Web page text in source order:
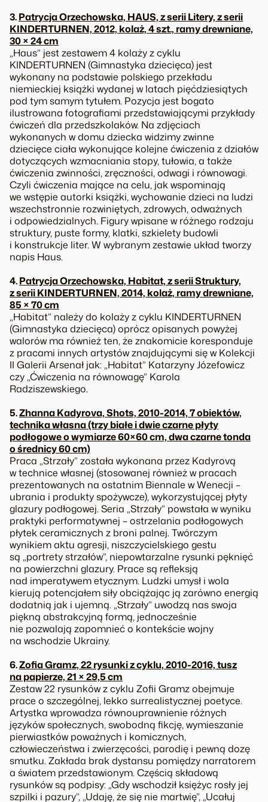
3.Patrycja Orzechowska, HAUS, z serii Litery, z serii
KINDERTURNEN, 2012, kolaż, 4 szt., ramy drewniane,
30 × 24 cm
„Haus” jest zestawem 4 kolaży z cyklu
KINDERTURNEN (Gimnastyka dziecięca) jest
wykonany na podstawie polskiego przekładu
niemieckiej książki wydanej w latach pięćdziesiątych
pod tym samym tytułem. Pozycja jest bogato
ilustrowana fotografiami przedstawiającymi przykłady
ćwiczeń dla przedszkolaków. Na zdjęciach
wykonanych w domu dziecka widzimy zwinne
dziecięce ciała wykonujące kolejne ćwiczenia z działów
dotyczących wzmacniania stopy, tułowia, a także
ćwiczenia zwinności, zręczności, odwagi i równowagi.
Czyli ćwiczenia mające na celu, jak wspominają
we wstępie autorki książki, wychowanie dzieci na ludzi
wszechstronnie rozwiniętych, zdrowych, odważnych
i odpowiedzialnych. Figury wpisane w różnego rodzaju
struktury, puste formy, klatki, szkielety budowli
i konstrukcje liter. W wybranym zestawie układ tworzy
napis Haus.
4.Patrycja Orzechowska, Habitat, z serii Struktury,
z serii KINDERTURNEN, 2014, kolaż, ramy drewniane,
85 × 70 cm
„Habitat” należy do kolaży z cyklu KINDERTURNEN
(Gimnastyka dziecięca) oprócz opisanych powyżej
walorów ma również ten, że znakomicie koresponduje
z pracami innych artystów znajdującymi się w Kolekcji
II Galerii Arsenał jak: „Habitat” Katarzyny Józefowicz
czy „Ćwiczenia na równowagę” Karola
Radziszewskiego.
5.Zhanna Kadyrova, Shots, 2010-2014, 7 obiektów,
technika własna (trzy białe i dwie czarne płyty
podłogowe o wymiarze 60×60 cm, dwa czarne tonda
o średnicy 60 cm)
Praca „Strzały” została wykonana przez Kadyrovą
w technice własnej (stosowanej również w pracach
prezentowanych na ostatnim Biennale w Wenecji –
ubrania i produkty spożywcze), wykorzystującej płyty
glazury podłogowej. Seria „Strzały” powstała w wyniku
praktyki performatywnej – ostrzelania podłogowych
płytek ceramicznych z broni palnej. Twórczym
wynikiem aktu agresji, niszczycielskiego gestu
są „portrety strzałów”, niepowtarzalne rysunki pęknięć
na powierzchni glazury. Prace są refleksją
nad imperatywem etycznym. Ludzki umysł i wola
kierują potencjałem siły obciążając ją zarówno energią
dodatnią jak i ujemną. „Strzały” uwodzą nas swoja
piękną abstrakcyjną formą, jednocześnie
nie pozwalają zapomnieć o kontekście wojny
na wschodzie Ukrainy.
6.Zofia Gramz, 22 rysunki z cyklu, 2010-2016, tusz
na papierze, 21 × 29,5 cm
Zestaw 22 rysunków z cyklu Zofii Gramz obejmuje
prace o szczególnej, lekko surrealistycznej poetyce.
Artystka wprowadza równouprawnienie różnych
języków społecznych, swobodną fikcję, wymieszanie
pierwiastków poważnych i komicznych,
człowieczeństwa i zwierzęcości, parodię i pewną dozę
smutku. Zakłada brak dystansu pomiędzy narratorem
a światem przedstawionym. Częścią składową
rysunków są podpisy: „Gdy wschodził księżyc rosły jej
szpilki i pazury”, „Udaję, że się nie martwię”, „Ucałuj